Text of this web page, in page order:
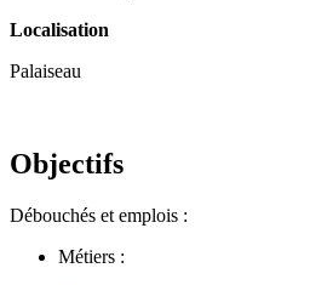
Localisation
Palaiseau
Objectifs
Débouchés et emplois :
Métiers :